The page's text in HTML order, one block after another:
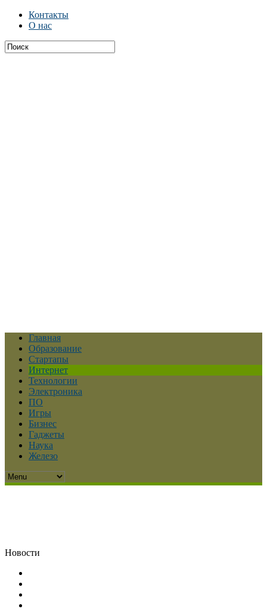
Контакты
О нас
Главная
Образование
Стартапы
Интернет
Технологии
Электроника
ПО
Игры
Бизнес
Гаджеты
Наука
Железо
Новости